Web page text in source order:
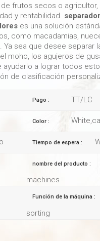
frutos secos o
y rentabilidad.
es una solución
como macadamias,
sea que desee separar
moho, los agujeros de
a lograr todos
de clasificación
Pago : TT/LC
Color :
Tiempo de espera :
nombre del producto :
machines
Función de la máquina :
sorting